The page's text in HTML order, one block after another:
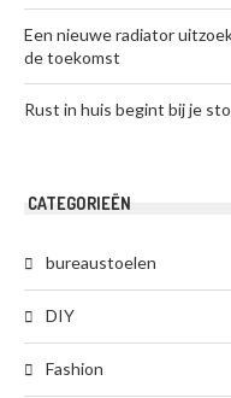
Een nieuwe radiator
de toekomst
Rust in huis begint bij je
CATEGORIEËN
bureaustoelen
DIY
Fashion